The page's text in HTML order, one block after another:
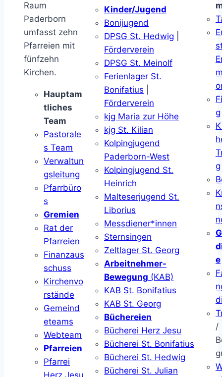
Raum
Paderborn
umfasst zehn
Pfarreien mit
fünfzehn
Kirchen.
Hauptam
tliches
Team
Pastorale
s Team
Verwaltun
gsleitung
Pfarrbüro
s
Gremien
Rat der
Pfarreien
Finanzaus
schuss
Kirchenvo
rstände
Gemeind
eteams
Webteam
Pfarreien
Pfarrei
Herz Jesu
Kinder/Jugend
Bonijugend
DPSG St. Hedwig
Förderverein
DPSG St. Meinolf
Ferienlager St.
Bonifatius
Förderverein
kjg Maria zur Höhe
kjg St. Kilian
Kolpingjugend
Paderborn-West
Kolpingjugend St.
Heinrich
Malteserjugend St.
Liborius
Messdiener*innen
Sternsingen
Zeltlager St. Georg
Arbeitnehmer-
Bewegung (KAB)
KAB St. Bonifatius
KAB St. Georg
Büchereien
Bücherei Herz Jesu
Bücherei St. Bonifatius
Bücherei St. Hedwig
Bücherei St. Julian
g
g
e
/